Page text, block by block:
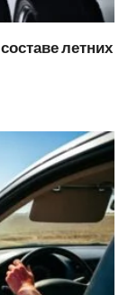
летних